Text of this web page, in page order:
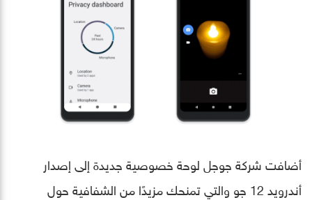
أضافت شركة جوجل لوحة خصوصية جديدة إلى إصدار
أندرويد 12 جو والتي تمنحك مزيدًا من الشفافية حول